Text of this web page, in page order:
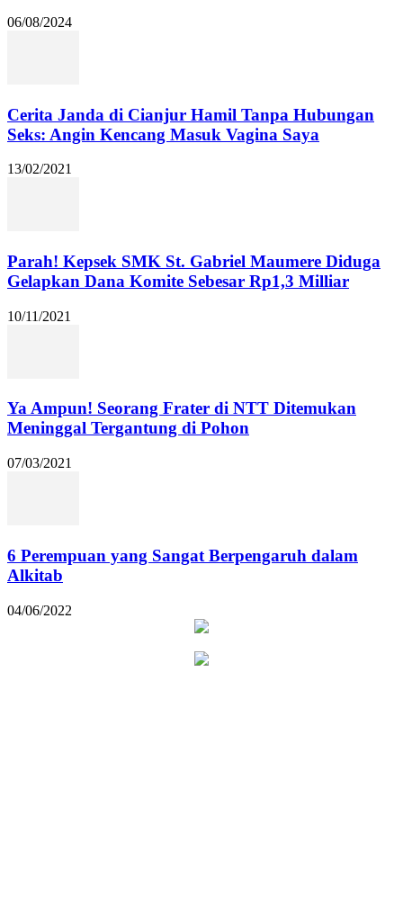
06/08/2024
Cerita Janda di Cianjur Hamil Tanpa Hubungan
Seks: Angin Kencang Masuk Vagina Saya
13/02/2021
Parah! Kepsek SMK St. Gabriel Maumere Diduga
Gelapkan Dana Komite Sebesar Rp1,3 Milliar
10/11/2021
Ya Ampun! Seorang Frater di NTT Ditemukan
Meninggal Tergantung di Pohon
07/03/2021
6 Perempuan yang Sangat Berpengaruh dalam
Alkitab
04/06/2022